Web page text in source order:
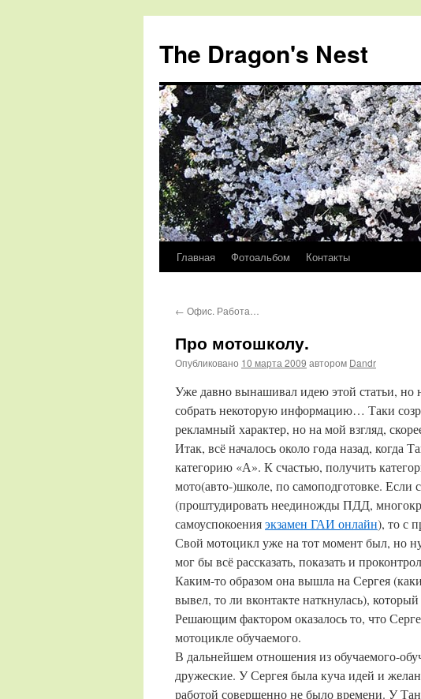
The Dragon's Nest
Перейти
содержимому
Главная Фотоальбом Контакты
← Офис. Работа…
Про мотошколу.
Опубликовано 10 марта 2009 автором Dandr
Уже давно вынашивал идею этой статьи, но
собрать некоторую информацию… Таки
рекламный характер, но на мой взгляд,
Итак, всё началось около года назад, когда
категорию «А». К счастью, получить
мото(авто-)школе, по самоподготовке. Если
(проштудировать неединожды ПДД,
самоуспокоенияэкзамен ГАИ онлайн), то с
Свой мотоцикл уже на тот момент был, но
мог бы всё рассказать, показать и
Каким-то образом она вышла на Сергея
вывел, то ли вконтакте наткнулась),
Решающим фактором оказалось то, что
мотоцикле обучаемого.
В дальнейшем отношения из обучаемого-
дружеские. У Сергея была куча идей и
работой совершенно не было времени. У